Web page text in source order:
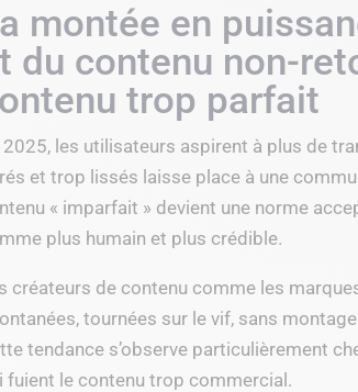
montée en
du contenu non-
trop parfait
2025, les utilisateurs aspirent à plus de
et trop lissés laisse place à une
« imparfait » devient une norme
plus humain et plus crédible.
créateurs de contenu comme les
tournées sur le vif, sans
tendance s’observe particulièrement
fuient le contenu trop commercial.